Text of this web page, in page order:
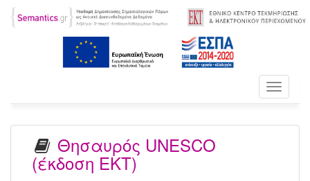
Toggle
Θησαυρός UNESCO
(έκδοση ΕΚΤ)